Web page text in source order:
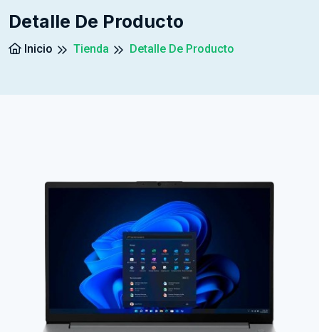
Detalle De Producto
Inicio Tienda Detalle De Producto